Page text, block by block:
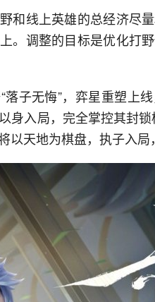
和线上英雄的总经济尽
。调整的目标是优化打
落子无悔”，弈星重塑上
身入局，完全掌控其封
以天地为棋盘，执子入